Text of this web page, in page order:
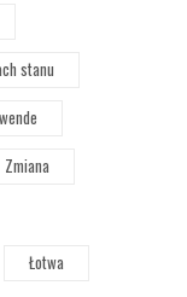
stanu
Zmiana
Łotwa